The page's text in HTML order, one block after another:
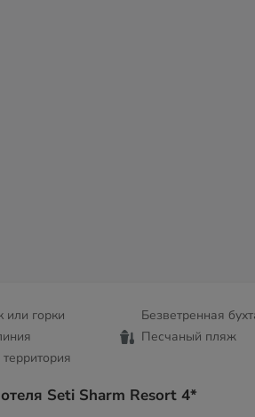
или горки
Безветренная
Песчаный пляж
Seti Sharm Resort 4*